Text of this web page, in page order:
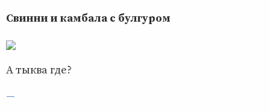
Свинни и камбала с булгуром
А тыква где?
—